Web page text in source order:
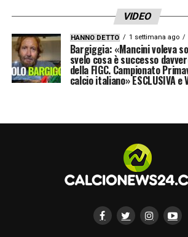
VIDEO
HANNO DETTO 1 settimana ago
Bargiggia: «Mancini voleva
svelo cosa è successo
della FIGC. Campionato
calcio italiano» ESCLUSIVA e